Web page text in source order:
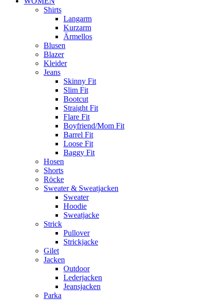
Shirts
Langarm
Kurzarm
Ärmellos
Blusen
Blazer
Kleider
Jeans
Skinny Fit
Slim Fit
Bootcut
Straight Fit
Flare Fit
Boyfriend/Mom Fit
Barrel Fit
Loose Fit
Baggy Fit
Hosen
Shorts
Röcke
Sweater & Sweatjacken
Sweater
Hoodie
Sweatjacke
Strick
Pullover
Strickjacke
Gilet
Jacken
Outdoor
Lederjacken
Jeansjacken
Parka